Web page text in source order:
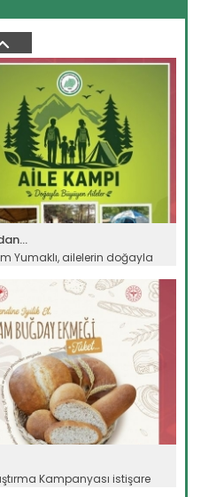
Yumaklı Malatya’da
Yumaklı, ailelerin doğayla
Kampanyası istişare